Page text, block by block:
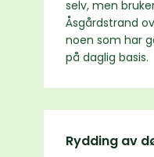
selv, men
Åsgårdstrand
noen som har
på daglig basis.
Rydding av